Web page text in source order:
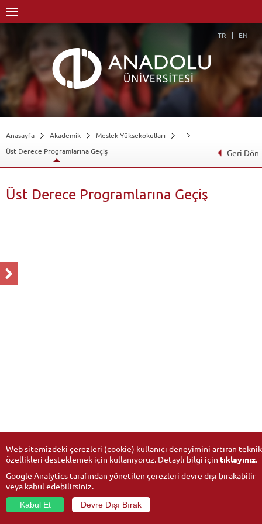
TR EN
Anasayfa Akademik
Meslek Yüksekokulları
Üst Derece Programlarına Geçiş
Geri Dön
Üst Derece Programlarına Geçiş
Web sitemizdeki çerezleri (cookie) kullanıcı deneyimini artıran teknik
özellikleri desteklemek için kullanıyoruz. Detaylı bilgi için tıklayınız.
Google Analytics tarafından yönetilen çerezleri devre dışı bırakabilir
veya kabul edebilirsiniz.
Kabul Et
Devre Dışı Bırak
© 2026Anadolu Üniversitesi- Tüm hakları saklıdır.